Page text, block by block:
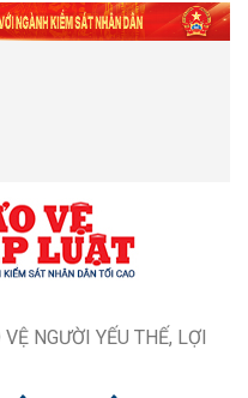
NGƯỜI YẾU THẾ, LỢI